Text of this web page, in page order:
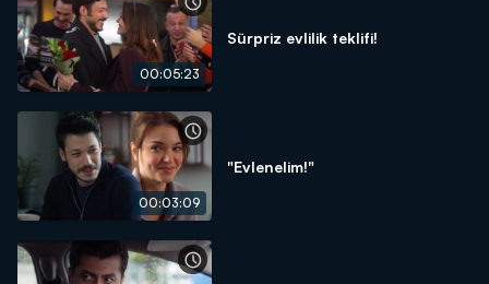
00:05:23
Sürpriz evlilik teklifi!
00:03:09
"Evlenelim!"